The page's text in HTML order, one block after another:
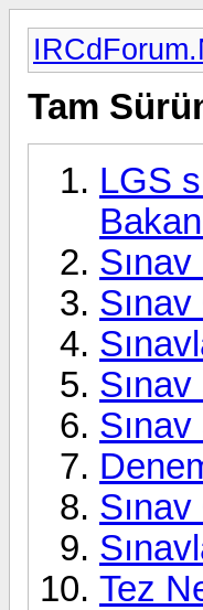
Tam
LGS
Sınav
Tez